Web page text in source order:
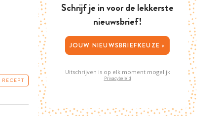
Schrijf je in voor de lekkerste
nieuwsbrief!
JOUW NIEUWSBRIEFKEUZE >
Uitschrijven is op elk moment mogelijk
Privacybeleid